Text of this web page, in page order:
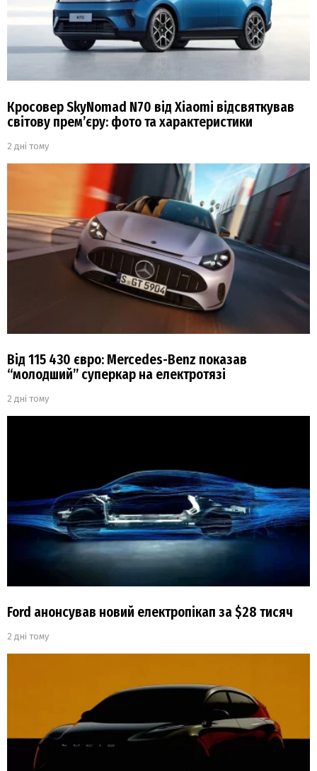
Кросовер SkyNomad N70 від Xiaomi відсвяткував
світову прем’єру: фото та характеристики
2 дні тому
Від 115 430 євро: Mercedes-Benz показав
“молодший” суперкар на електротязі
2 дні тому
Ford анонсував новий електропікап за $28 тисяч
2 дні тому